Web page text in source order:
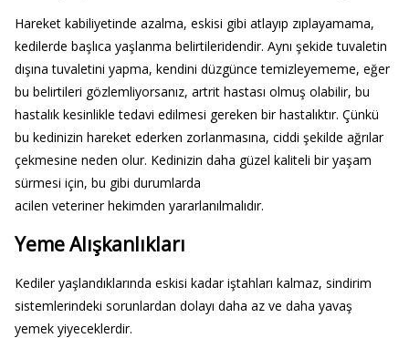
Hareket kabiliyetinde azalma, eskisi gibi atlayıp zıplayamama,
kedilerde başlıca yaşlanma belirtileridendir. Aynı şekide tuvaletin
dışına tuvaletini yapma, kendini düzgünce temizleyememe, eğer
bu belirtileri gözlemliyorsanız, artrit hastası olmuş olabilir, bu
hastalık kesinlikle tedavi edilmesi gereken bir hastalıktır. Çünkü
bu kedinizin hareket ederken zorlanmasına, ciddi şekilde ağrılar
çekmesine neden olur. Kedinizin daha güzel kaliteli bir yaşam
sürmesi için, bu gibi durumlarda
acilen veteriner hekimden yararlanılmalıdır.
Yeme Alışkanlıkları
Kediler yaşlandıklarında eskisi kadar iştahları kalmaz, sindirim
sistemlerindeki sorunlardan dolayı daha az ve daha yavaş
yemek yiyeceklerdir.